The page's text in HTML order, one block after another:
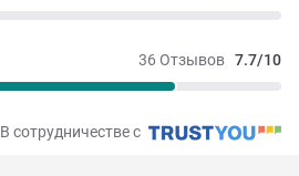
36 Отзывов 7.7/10
В сотрудничестве с